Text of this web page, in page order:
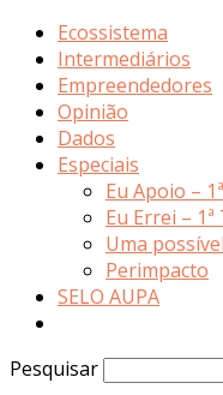
Ecossistema
Intermediários
Empreendedores
Opinião
Dados
Especiais
Eu Apoio –
Eu Errei –
Uma
Perimpacto
SELO AUPA
Pesquisar